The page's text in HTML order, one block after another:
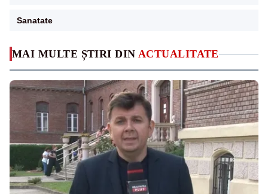
MAI MULTE ȘTIRI DIN ACTUALITATE
Sanatate